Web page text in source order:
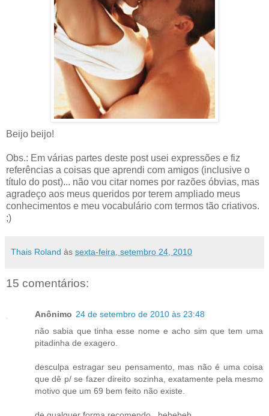
Beijo beijo!
Obs.: Em várias partes deste post usei expressões e fiz
referências a coisas que aprendi com amigos (inclusive o
título do post)... não vou citar nomes por razões óbvias, mas
agradeço aos meus queridos por terem ampliado meus
conhecimentos e meu vocabulário com termos tão criativos.
;)
Thais Roland às sexta-feira, setembro 24, 2010
15 comentários:
Anônimo 24 de setembro de 2010 às 23:48
não sabia que tinha esse nome e acho sim que tem uma
pitadinha de exagero.
desculpa estragar seu pensamento, mas não é uma coisa
que dê p/ se fazer direito sozinha, exatamente pela mesmo
motivo que um 69 bem feito não existe.